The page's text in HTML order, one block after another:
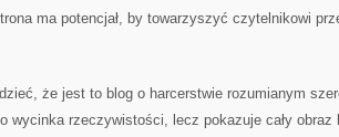
ma potencjał, by towarzyszyć czytelnikowi
że jest to blog o harcerstwie rozumianym
wycinka rzeczywistości, lecz pokazuje cały